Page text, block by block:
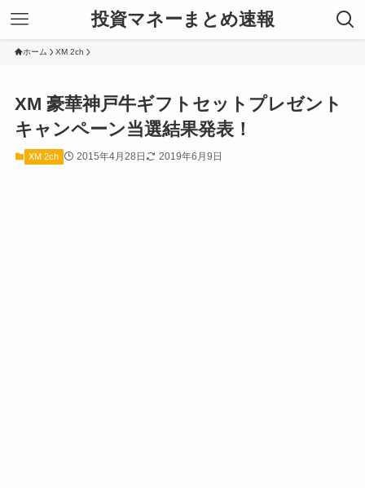
投資マネーまとめ速報
ホーム XM 2ch
XM 豪華神戸牛ギフトセットプレゼント
キャンペーン当選結果発表！
XM 2ch 2015年4月28日 2019年6月9日